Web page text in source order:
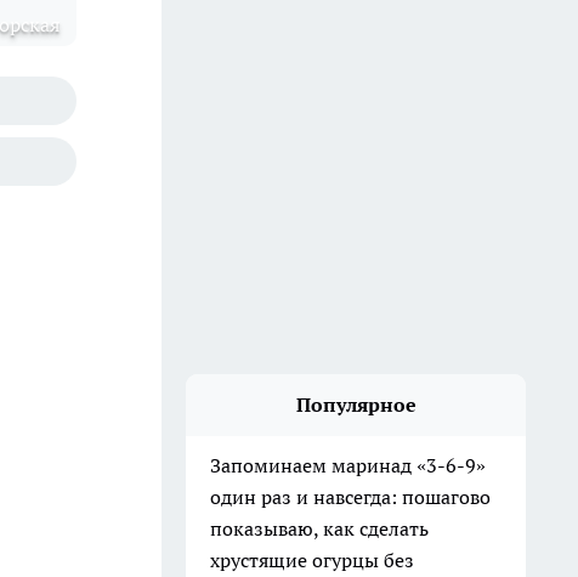
Популярное
Запоминаем маринад «3-6-9»
один раз и навсегда: пошагово
показываю, как сделать
хрустящие огурцы без